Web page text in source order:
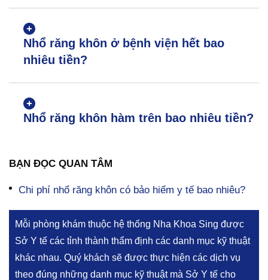
Nhổ răng khôn ở bệnh viện hết bao
nhiêu tiền?
Nhổ răng khôn hàm trên bao nhiêu tiền?
BẠN ĐỌC QUAN TÂM
Chi phí nhổ răng khôn có bảo hiểm y tế bao nhiêu?
Mỗi phòng khám thuộc hệ thống Nha Khoa Sing được
Sở Y tế các tỉnh thành thẩm định các danh mục kỹ thuật
khác nhau. Quý khách sẽ được thực hiện các dịch vụ
theo đúng những danh mục kỹ thuật mà Sở Y tế cho